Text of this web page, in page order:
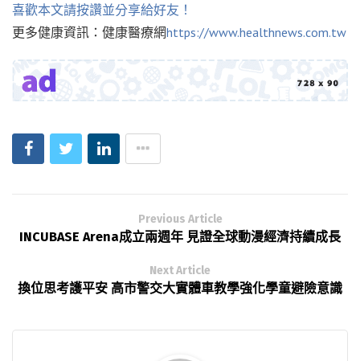
喜歡本文請按讚並分享給好友！
更多健康資訊：健康醫療網https://www.healthnews.com.tw
Previous Article
INCUBASE Arena成立兩週年 見證全球動漫經濟持續成長
Next Article
換位思考護平安 高市警交大實體車教學強化學童避險意識